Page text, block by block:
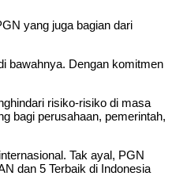
yang juga bagian dari
bawahnya. Dengan komitmen
risiko-risiko di masa
bagi perusahaan, pemerintah,
Tak ayal, PGN
dan 5 Terbaik di Indonesia